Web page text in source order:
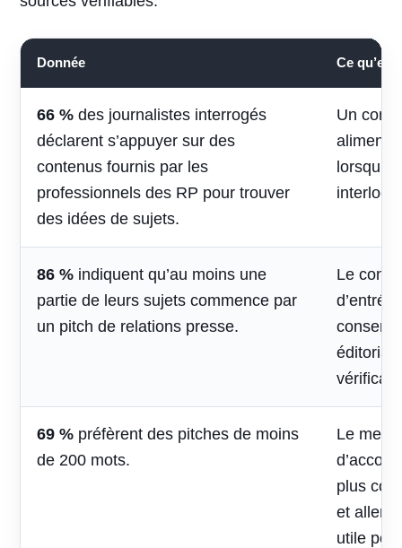
Donnée Ce
66 % des journalistes interrogés
déclarent s’appuyer sur des
contenus fournis par les
professionnels des RP pour trouver
des idées de sujets.
Un
lorsqu’il
86 % indiquent qu’au moins une
partie de leurs sujets commence par
un pitch de relations presse.
Le
69 % préfèrent des pitches de moins
de 200 mots.
Le
plus
et aller
utile